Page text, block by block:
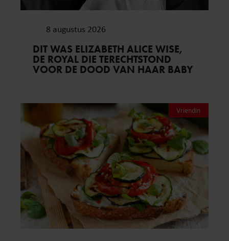
8 augustus 2026
DIT WAS ELIZABETH ALICE WISE,
DE ROYAL DIE TERECHTSTOND
VOOR DE DOOD VAN HAAR BABY
Vriendin